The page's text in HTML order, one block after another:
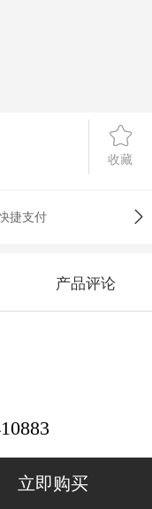
收藏
捷支付
产品评论
天左右，果实
立即购买